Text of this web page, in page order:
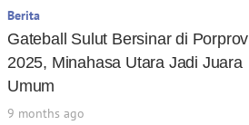
Berita
Gateball Sulut Bersinar di Porprov
2025, Minahasa Utara Jadi Juara
Umum
9 months ago